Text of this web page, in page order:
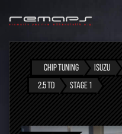
CHIP TUNING ISUZU
2.5 TD
STAGE 1